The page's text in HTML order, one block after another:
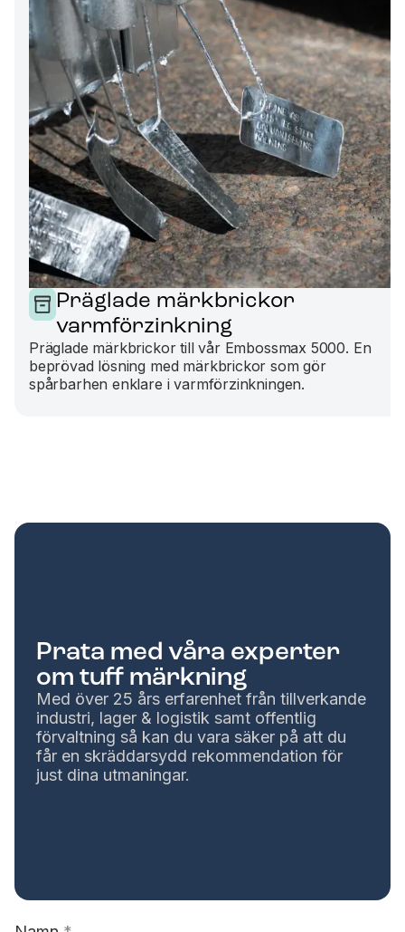
Präglade märkbrickor
varmförzinkning
Präglade märkbrickor till vår Embossmax 5000. En
beprövad lösning med märkbrickor som gör
spårbarhen enklare i varmförzinkningen.
Prata med våra experter
om tuff märkning
Med över 25 års erfarenhet från tillverkande
industri, lager & logistik samt offentlig
förvaltning så kan du vara säker på att du
får en skräddarsydd rekommendation för
just dina utmaningar.